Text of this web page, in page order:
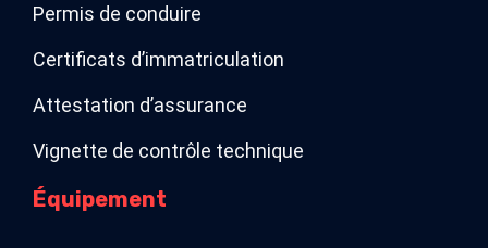
Permis de conduire
Certificats d’immatriculation
Attestation d’assurance
Vignette de contrôle technique
Équipement